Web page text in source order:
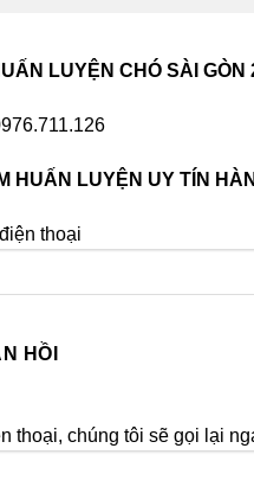
LUYỆN CHÓ SÀI GÒN
HUẤN LUYỆN UY TÍN
thoại
thoại, chúng tôi sẽ gọi lại